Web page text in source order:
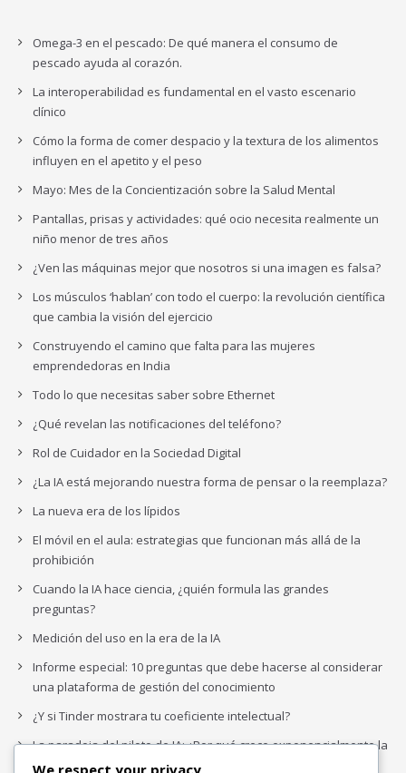
Omega-3 en el pescado: De qué manera el consumo de
pescado ayuda al corazón.
La interoperabilidad es fundamental en el vasto escenario
clínico
Cómo la forma de comer despacio y la textura de los alimentos
influyen en el apetito y el peso
Mayo: Mes de la Concientización sobre la Salud Mental
Pantallas, prisas y actividades: qué ocio necesita realmente un
niño menor de tres años
¿Ven las máquinas mejor que nosotros si una imagen es falsa?
Los músculos ‘hablan’ con todo el cuerpo: la revolución científica
que cambia la visión del ejercicio
Construyendo el camino que falta para las mujeres
emprendedoras en India
Todo lo que necesitas saber sobre Ethernet
¿Qué revelan las notificaciones del teléfono?
Rol de Cuidador en la Sociedad Digital
¿La IA está mejorando nuestra forma de pensar o la reemplaza?
La nueva era de los lípidos
El móvil en el aula: estrategias que funcionan más allá de la
prohibición
Cuando la IA hace ciencia, ¿quién formula las grandes
preguntas?
Medición del uso en la era de la IA
Informe especial: 10 preguntas que debe hacerse al considerar
una plataforma de gestión del conocimiento
¿Y si Tinder mostrara tu coeficiente intelectual?
La paradoja del piloto de IA: ¿Por qué crece exponencialmente la
complejidad de la IA empresarial?
We respect your privacy